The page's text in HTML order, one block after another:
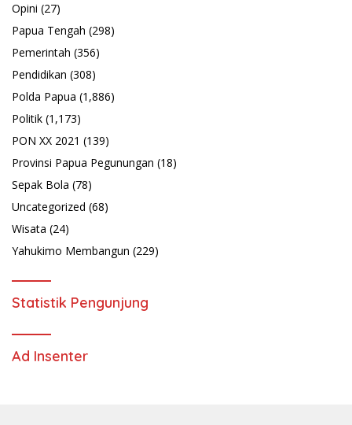
Opini (27)
Papua Tengah (298)
Pemerintah (356)
Pendidikan (308)
Polda Papua (1,886)
Politik (1,173)
PON XX 2021 (139)
Provinsi Papua Pegunungan (18)
Sepak Bola (78)
Uncategorized (68)
Wisata (24)
Yahukimo Membangun (229)
Statistik Pengunjung
Ad Insenter